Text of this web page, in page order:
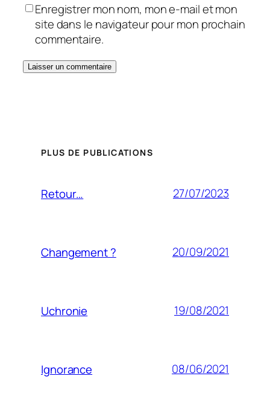
Enregistrer mon nom, mon e-mail et mon
site dans le navigateur pour mon prochain
commentaire.
PLUS DE PUBLICATIONS
Retour… 27/07/2023
Changement ? 20/09/2021
Uchronie 19/08/2021
Ignorance 08/06/2021